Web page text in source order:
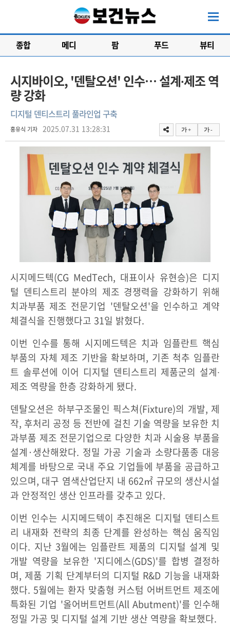
종합 메디 팜 푸드 뷰티
시지바이오, '덴탈오션' 인수… 설계∙제조 역
량 강화
디지털 덴티스트리 풀라인업 구축
홍유식 기자 2025.07.31 13:28:31 가 + 가 -
시지메드텍(CG MedTech, 대표이사 유현승)은 디지
털 덴티스트리 분야의 제조 경쟁력을 강화하기 위해
치과부품 제조 전문기업 '덴탈오션'을 인수하고 계약
체결식을 진행했다고 31일 밝혔다.
이번 인수를 통해 시지메드텍은 치과 임플란트 핵심
부품의 자체 제조 기반을 확보하며, 기존 척추 임플란
트 솔루션에 이어 디지털 덴티스트리 제품군의 설계∙
제조 역량을 한층 강화하게 됐다.
덴탈오션은 하부구조물인 픽스쳐(Fixture)의 개발, 제
작, 후처리 공정 등 전반에 걸친 기술 역량을 보유한 치
과부품 제조 전문기업으로 다양한 치과 시술용 부품을
설계·생산해왔다. 정밀 가공 기술과 소량다품종 대응
체계를 바탕으로 국내 주요 기업들에 부품을 공급하고
있으며, 대구 염색산업단지 내 662㎡ 규모의 생산시설
과 안정적인 생산 인프라를 갖추고 있다.
이번 인수는 시지메드텍이 추진해온 디지털 덴티스트
리 내재화 전략의 최종 단계를 완성하는 핵심 움직임
이다. 지난 3월에는 임플란트 제품의 디지털 설계 및
개발 역량을 보유한 '지디에스(GDS)'를 합병 결정하
며, 제품 기획 단계부터의 디지털 R&D 기능을 내재화
했다. 5월에는 환자 맞춤형 커스텀 어버트먼트 제조에
특화된 기업 '올어버트먼트(All Abutment)'를 인수해
정밀 가공 및 디지털 설계 기반 생산 역량을 확보했다.